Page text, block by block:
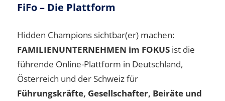
FiFo – Die Plattform
Hidden Champions sichtbar(er) machen:
FAMILIENUNTERNEHMEN im FOKUS ist die
führende Online-Plattform in Deutschland,
Österreich und der Schweiz für
Führungskräfte, Gesellschafter, Beiräte und